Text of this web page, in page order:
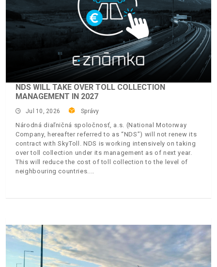
NDS WILL TAKE OVER TOLL COLLECTION
MANAGEMENT IN 2027
Jul 10, 2026 Správy
Národná diaľničná spoločnosť, a.s. (National Motorway
Company, hereafter referred to as “NDS”) will not renew its
contract with SkyToll. NDS is working intensively on taking
over toll collection under its management as of next year.
This will reduce the cost of toll collection to the level of
neighbouring countries.